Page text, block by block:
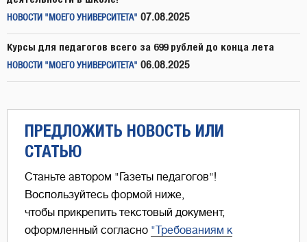
НОВОСТИ "МОЕГО УНИВЕРСИТЕТА" 07.08.2025
Курсы для педагогов всего за 699 рублей до конца лета
НОВОСТИ "МОЕГО УНИВЕРСИТЕТА" 06.08.2025
ПРЕДЛОЖИТЬ НОВОСТЬ ИЛИ
СТАТЬЮ
Станьте автором "Газеты педагогов"!
Воспользуйтесь формой ниже,
чтобы прикрепить текстовый документ,
оформленный согласно "Требованиям к